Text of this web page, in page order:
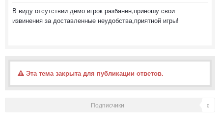
В виду отсутствии демо игрок разбанен,приношу свои
извинения за доставленные неудобства,приятной игры!
Эта тема закрыта для публикации ответов.
Подписчики 0